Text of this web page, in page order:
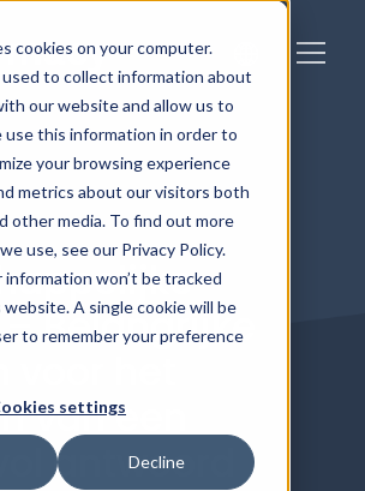
cookies on your computer.
to collect information about
our website and allow us to
use this information in order to
your browsing experience
metrics about our visitors both
other media. To find out more
use, see our Privacy Policy.
information won’t be tracked
A single cookie will be
to remember your preference
settings
Decline
Belangrijke
het
van een
antwoord